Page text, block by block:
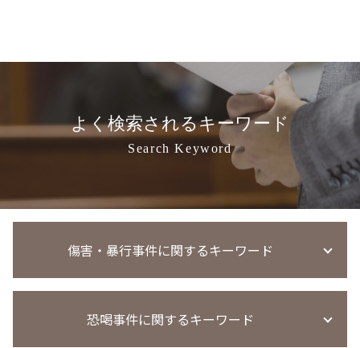
よく検索されるキーワード
Search Keyword
傷害・暴行事件に関するキーワード
傷害事件 相手弁護士
恐喝事件に関するキーワード